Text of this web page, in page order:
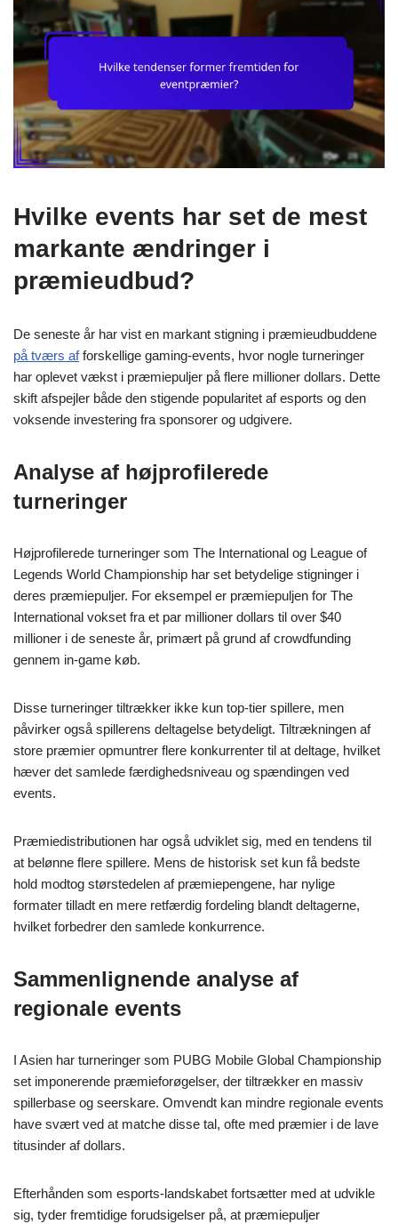
Hvilke events har set de mest
markante ændringer i
præmieudbud?
De seneste år har vist en markant stigning i præmieudbuddene
på tværs afforskellige gaming-events, hvor nogle turneringer
har oplevet vækst i præmiepuljer på flere millioner dollars. Dette
skift afspejler både den stigende popularitet af esports og den
voksende investering fra sponsorer og udgivere.
Analyse af højprofilerede
turneringer
Højprofilerede turneringer som The International og League of
Legends World Championship har set betydelige stigninger i
deres præmiepuljer. For eksempel er præmiepuljen for The
International vokset fra et par millioner dollars til over $40
millioner i de seneste år, primært på grund af crowdfunding
gennem in-game køb.
Disse turneringer tiltrækker ikke kun top-tier spillere, men
påvirker også spillerens deltagelse betydeligt. Tiltrækningen af
store præmier opmuntrer flere konkurrenter til at deltage, hvilket
hæver det samlede færdighedsniveau og spændingen ved
events.
Præmiedistributionen har også udviklet sig, med en tendens til
at belønne flere spillere. Mens de historisk set kun få bedste
hold modtog størstedelen af præmiepengene, har nylige
formater tilladt en mere retfærdig fordeling blandt deltagerne,
hvilket forbedrer den samlede konkurrence.
Sammenlignende analyse af
regionale events
I Asien har turneringer som PUBG Mobile Global Championship
set imponerende præmieforøgelser, der tiltrækker en massiv
spillerbase og seerskare. Omvendt kan mindre regionale events
have svært ved at matche disse tal, ofte med præmier i de lave
titusinder af dollars.
Efterhånden som esports-landskabet fortsætter med at udvikle
sig, tyder fremtidige forudsigelser på, at præmiepuljer